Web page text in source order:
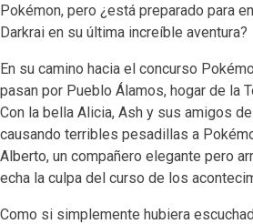
Pokémon, pero ¿está preparado para
Darkrai en su última increíble aventura?
En su camino hacia el concurso
pasan por Pueblo Álamos, hogar de la
Con la bella Alicia, Ash y sus amigos
causando terribles pesadillas a
Alberto, un compañero elegante pero
echa la culpa del curso de los
Como si simplemente hubiera